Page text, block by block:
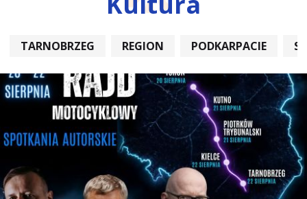
TARNOBRZEG REGION PODKARPACIE